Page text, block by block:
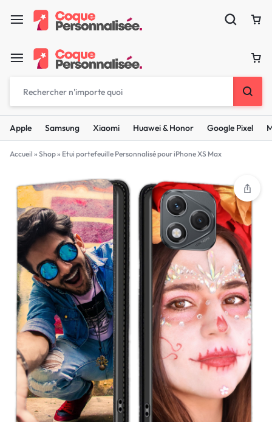
Apple Samsung Xiaomi Huawei & Honor Google Pixel
Accueil » Shop» Etui portefeuille Personnalisé pour iPhone XS Max